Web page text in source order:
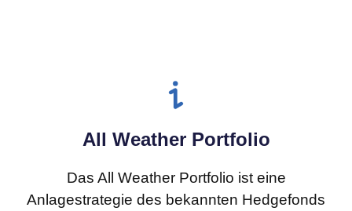
All Weather Portfolio
Das All Weather Portfolio ist eine
Anlagestrategie des bekannten Hedgefonds